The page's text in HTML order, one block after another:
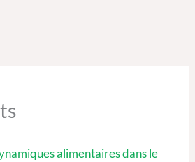
alimentaires dans le